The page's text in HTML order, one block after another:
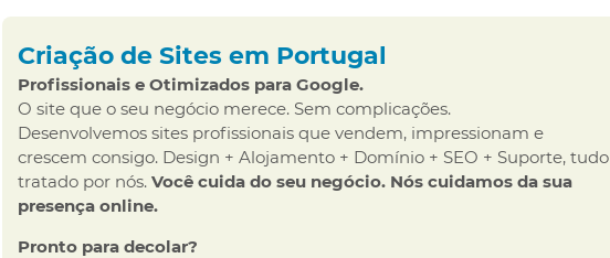
Criação de Sites em Portugal
Profissionais e Otimizados para Google.
O site que o seu negócio merece. Sem complicações.
Desenvolvemos sites profissionais que vendem, impressionam e
crescem consigo. Design + Alojamento + Domínio + SEO + Suporte, tudo
tratado por nós. Você cuida do seu negócio. Nós cuidamos da sua
presença online.
Pronto para decolar?